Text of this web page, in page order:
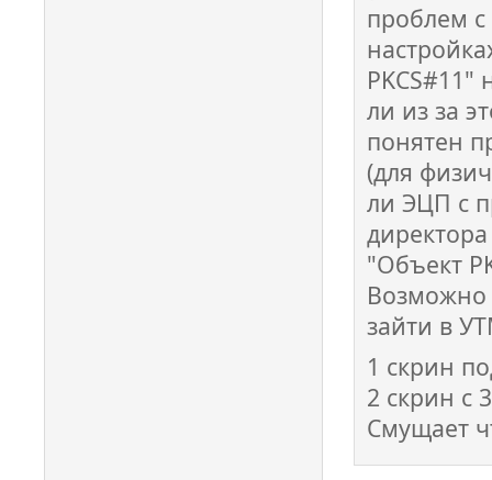
проблем
ли из за
понятен
(для
ли ЭЦП с
"Объект
Возможно
зайти в
1 скрин
2 скрин с
Смущает